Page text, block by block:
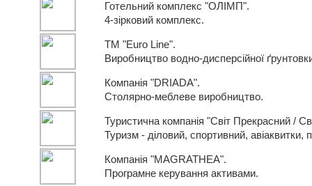
Готельний комплекс "ОЛІМП".
4-зірковий комплекс.
ТМ "Euro Line".
Виробництво водно-дисперсійної
Компанія "DRIADA".
Столярно-меблеве виробництво.
Туристична компанія "Світ Прекрасний /
Туризм - діловий, спортивний, авіаквитки,
Компанія "MAGRATHEA".
Програмне керування активами.